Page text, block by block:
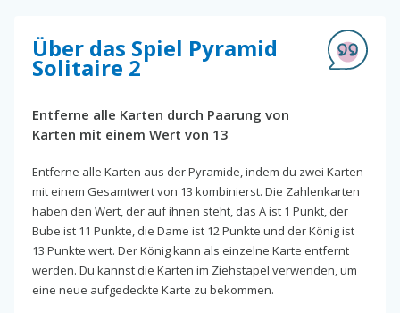
Über das Spiel Pyramid
Solitaire 2
Entferne alle Karten durch Paarung von
Karten mit einem Wert von 13
Entferne alle Karten aus der Pyramide, indem du zwei Karten
mit einem Gesamtwert von 13 kombinierst. Die Zahlenkarten
haben den Wert, der auf ihnen steht, das A ist 1 Punkt, der
Bube ist 11 Punkte, die Dame ist 12 Punkte und der König ist
13 Punkte wert. Der König kann als einzelne Karte entfernt
werden. Du kannst die Karten im Ziehstapel verwenden, um
eine neue aufgedeckte Karte zu bekommen.